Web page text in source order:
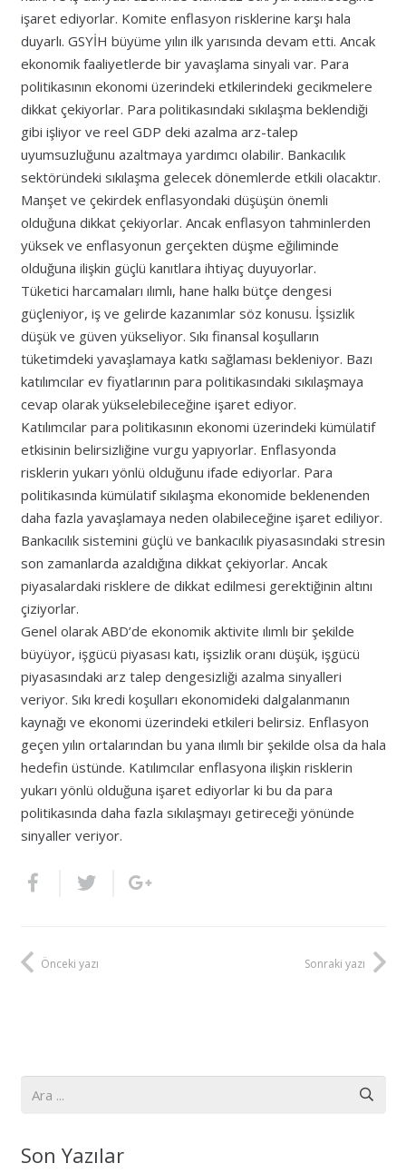
işaret ediyorlar. Komite enflasyon risklerine karşı hala
duyarlı. GSYİH büyüme yılın ilk yarısında devam etti. Ancak
ekonomik faaliyetlerde bir yavaşlama sinyali var. Para
politikasının ekonomi üzerindeki etkilerindeki gecikmelere
dikkat çekiyorlar. Para politikasındaki sıkılaşma beklendiği
gibi işliyor ve reel GDP deki azalma arz-talep
uyumsuzluğunu azaltmaya yardımcı olabilir. Bankacılık
sektöründeki sıkılaşma gelecek dönemlerde etkili olacaktır.
Manşet ve çekirdek enflasyondaki düşüşün önemli
olduğuna dikkat çekiyorlar. Ancak enflasyon tahminlerden
yüksek ve enflasyonun gerçekten düşme eğiliminde
olduğuna ilişkin güçlü kanıtlara ihtiyaç duyuyorlar.
Tüketici harcamaları ılımlı, hane halkı bütçe dengesi
güçleniyor, iş ve gelirde kazanımlar söz konusu. İşsizlik
düşük ve güven yükseliyor. Sıkı finansal koşulların
tüketimdeki yavaşlamaya katkı sağlaması bekleniyor. Bazı
katılımcılar ev fiyatlarının para politikasındaki sıkılaşmaya
cevap olarak yükselebileceğine işaret ediyor.
Katılımcılar para politikasının ekonomi üzerindeki kümülatif
etkisinin belirsizliğine vurgu yapıyorlar. Enflasyonda
risklerin yukarı yönlü olduğunu ifade ediyorlar. Para
politikasında kümülatif sıkılaşma ekonomide beklenenden
daha fazla yavaşlamaya neden olabileceğine işaret ediliyor.
Bankacılık sistemini güçlü ve bankacılık piyasasındaki stresin
son zamanlarda azaldığına dikkat çekiyorlar. Ancak
piyasalardaki risklere de dikkat edilmesi gerektiğinin altını
çiziyorlar.
Genel olarak ABD’de ekonomik aktivite ılımlı bir şekilde
büyüyor, işgücü piyasası katı, işsizlik oranı düşük, işgücü
piyasasındaki arz talep dengesizliği azalma sinyalleri
veriyor. Sıkı kredi koşulları ekonomideki dalgalanmanın
kaynağı ve ekonomi üzerindeki etkileri belirsiz. Enflasyon
geçen yılın ortalarından bu yana ılımlı bir şekilde olsa da hala
hedefin üstünde. Katılımcılar enflasyona ilişkin risklerin
yukarı yönlü olduğuna işaret ediyorlar ki bu da para
politikasında daha fazla sıkılaşmayı getireceği yönünde
sinyaller veriyor.
Önceki yazı Sonraki yazı
Son Yazılar